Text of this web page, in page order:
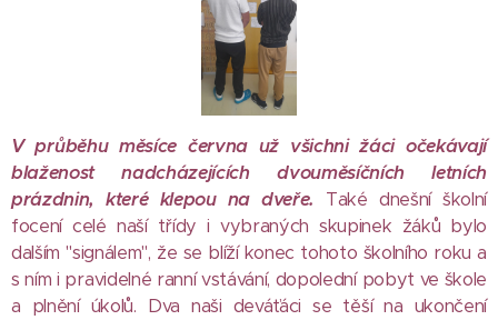
V průběhu měsíce června už všichni žáci očekávají
blaženost nadcházejících dvouměsíčních letních
prázdnin, které klepou na dveře. Také dnešní školní
focení celé naší třídy i vybraných skupinek žáků bylo
dalším "signálem", že se blíží konec tohoto školního roku a
s ním i pravidelné ranní vstávání, dopolední pobyt ve škole
a plnění úkolů. Dva naši deváťáci se těší na ukončení